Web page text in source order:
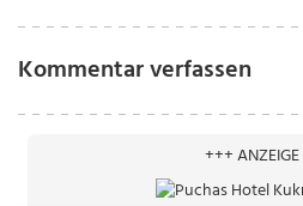
Kommentar verfassen
+++